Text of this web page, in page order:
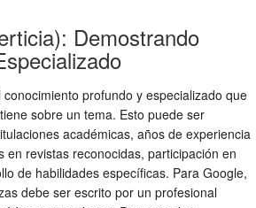
Demostrando
profundo y especializado que
sobre un tema. Esto puede ser
académicas, años de experiencia
en revistas reconocidas, participación en
de habilidades específicas. Para Google,
debe ser escrito por un profesional